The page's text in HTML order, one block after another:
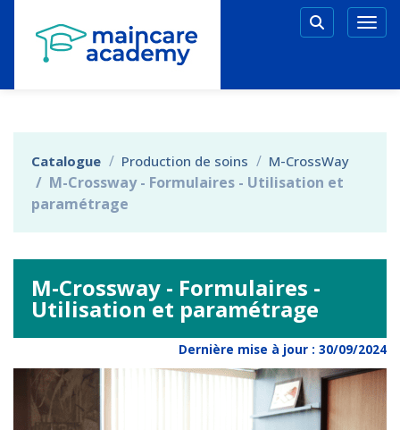
Aller au menu principal
Aller au contenu principal
Personnaliser l'interface
Catalogue Production de soins M-CrossWay
M-Crossway - Formulaires - Utilisation et
paramétrage
M-Crossway - Formulaires -
Utilisation et paramétrage
Dernière mise à jour : 30/09/2024